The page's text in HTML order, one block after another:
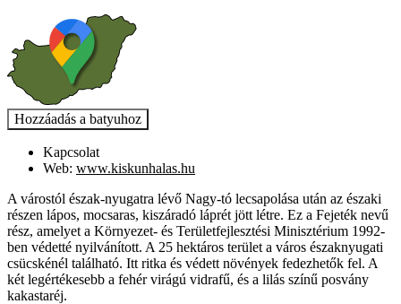
Kapcsolat
Web: www.kiskunhalas.hu
A várostól észak-nyugatra lévő Nagy-tó lecsapolása után az északi
részen lápos, mocsaras, kiszáradó láprét jött létre. Ez a Fejeték nevű
rész, amelyet a Környezet- és Területfejlesztési Minisztérium 1992-
ben védetté nyilvánított. A 25 hektáros terület a város északnyugati
csücskénél található. Itt ritka és védett növények fedezhetők fel. A
két legértékesebb a fehér virágú vidrafű, és a lilás színű posvány
kakastaréj.